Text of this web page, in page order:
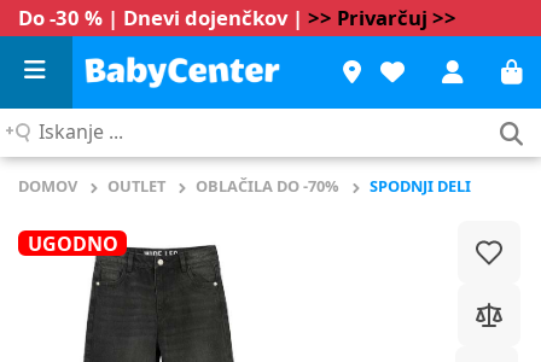
Do -30 % | Dnevi dojenčkov | >> Privarčuj >>
Iskanje
DOMOV OUTLET OBLAČILA DO -70% SPODNJI DELI
UGODNO